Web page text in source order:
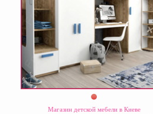
Магазин детской мебели в Киеве